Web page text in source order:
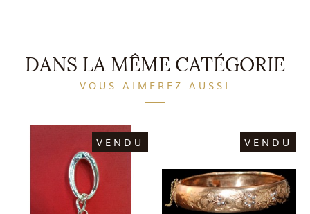
DANS LA MÊME CATÉGORIE
VOUS AIMEREZ AUSSI
VENDU VENDU